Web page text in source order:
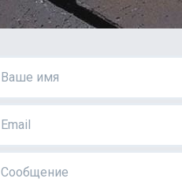
Ваше имя
Email
Сообщение